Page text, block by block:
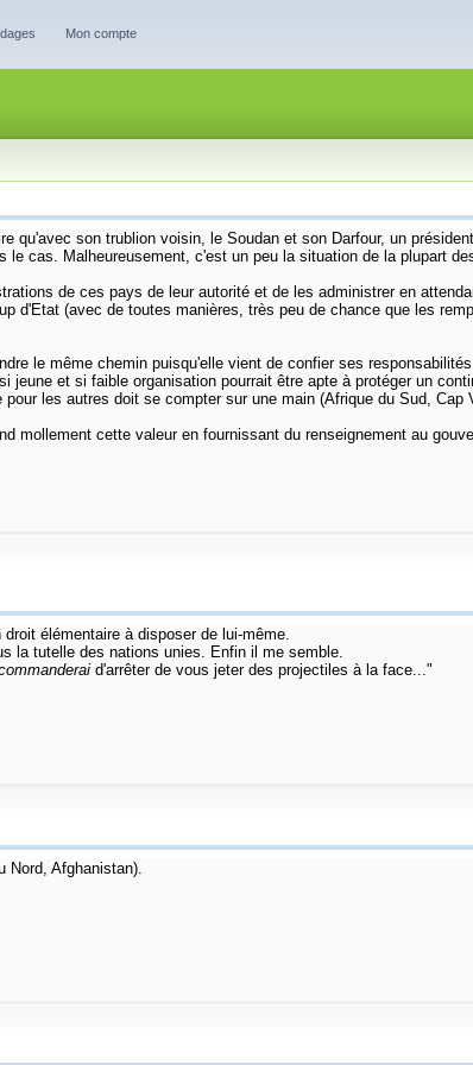
Mon compte
qu'avec son trublion voisin, le Soudan et son Darfour, un
cas. Malheureusement, c'est un peu la situation de la plupart
de ces pays de leur autorité et de les administrer en
d'Etat (avec de toutes manières, très peu de chance que les
le même chemin puisqu'elle vient de confier ses
et si faible organisation pourrait être apte à protéger un
les autres doit se compter sur une main (Afrique du Sud, Cap
mollement cette valeur en fournissant du renseignement au
élémentaire à disposer de lui-même.
la tutelle des nations unies. Enfin il me semble.
d'arrêter de vous jeter des projectiles à la face..."
Nord, Afghanistan).